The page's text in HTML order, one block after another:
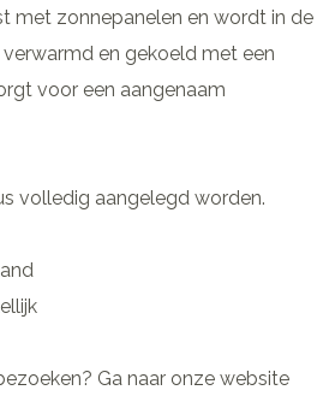
met zonnepanelen en wordt in de
en gekoeld met een
voor een aangenaam
volledig aangelegd worden.
Ga naar onze website